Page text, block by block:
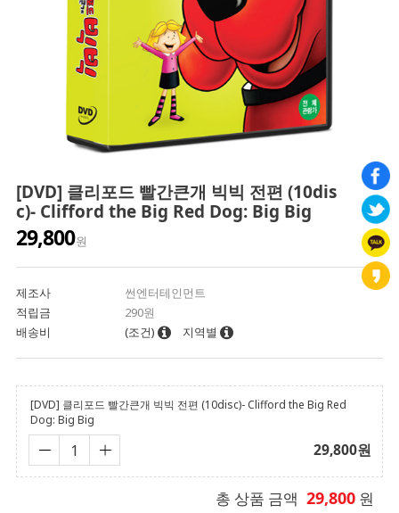
[DVD] 클리포드 빨간큰개 빅빅 전편 (10dis
c)- Clifford the Big Red Dog: Big Big
29,800원
제조사
썬엔터테인먼트
적립금
290원
배송비
(조건) 지역별
[DVD] 클리포드 빨간큰개 빅빅 전편 (10disc)- Clifford the Big Red
Dog: Big Big
29,800원
총 상품 금액 29,800 원